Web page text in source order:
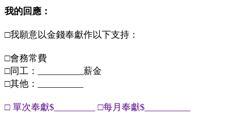
我的回應：
□我願意以金錢奉獻作以下支持：
□會務常費
□同工：
薪金
□其他：
□ 單次奉獻$_________ □每月奉獻$__________